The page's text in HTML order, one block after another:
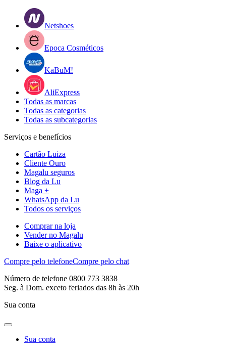
Netshoes
Epoca Cosméticos
KaBuM!
AliExpress
Todas as marcas
Todas as categorias
Todas as subcategorias
Serviços e benefícios
Cartão Luiza
Cliente Ouro
Magalu seguros
Blog da Lu
Maga +
WhatsApp da Lu
Todos os serviços
Comprar na loja
Vender no Magalu
Baixe o aplicativo
Compre pelo telefoneCompre pelo chat
Número de telefone 0800 773 3838
Seg. à Dom. exceto feriados das 8h às 20h
Sua conta
Sua conta